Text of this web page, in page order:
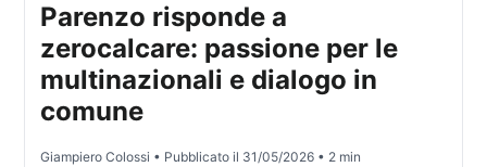
Parenzo risponde a
zerocalcare: passione per le
multinazionali e dialogo in
comune
Giampiero Colossi • Pubblicato il 31/05/2026 • 2 min